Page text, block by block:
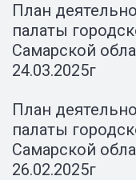
План
палаты
Самарской
24.03.2025г
План
палаты
Самарской
26.02.2025г